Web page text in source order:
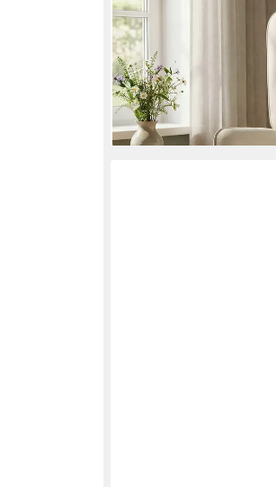
99,99 €
-58%
lieferbar - in 1-2 Werktagen
Drehsessel FLUFFY mit
für Wohnzimmer (1x